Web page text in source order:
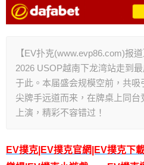
【EV扑克(www.evp86.com)报
2026 USOP越南下龙湾站走到
于此。本届盛会规模空前，共
尖牌手远道而来，在牌桌上同
上演，精彩不容错过！
EV撲克|EV撲克官網|EV撲克下